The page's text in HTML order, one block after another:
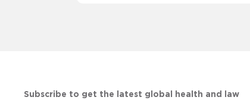
Subscribe to get the latest global health and law